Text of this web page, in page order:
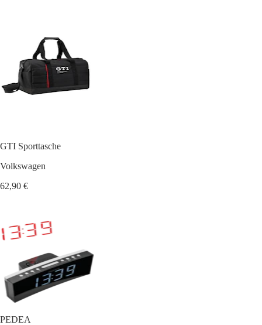
GTI Sporttasche
Volkswagen
62,90 €
PEDEA